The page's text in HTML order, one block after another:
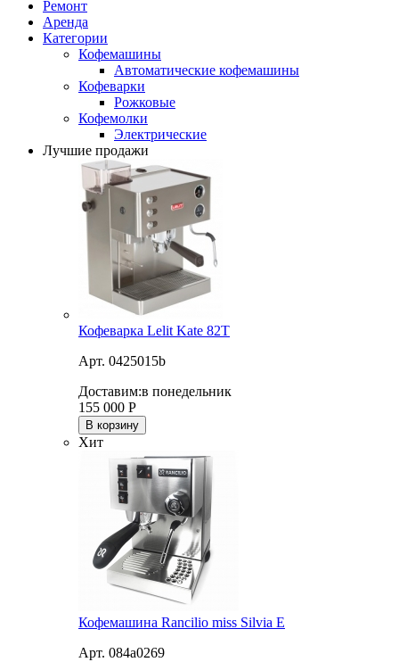
Ремонт
Аренда
Категории
Кофемашины
Автоматические кофемашины
Кофеварки
Рожковые
Кофемолки
Электрические
Лучшие продажи
Кофеварка Lelit Kate 82T
Арт. 0425015b
Доставим:в понедельник
155 000 Р
В корзину
Хит
Кофемашина Rancilio miss Silvia E
Арт. 084a0269